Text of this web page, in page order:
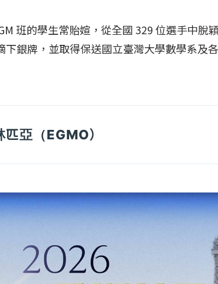
班的學生常貽媗，從全國 329 位選手中脫
銀牌，並取得保送國立臺灣大學數學系及
亞（EGMO）